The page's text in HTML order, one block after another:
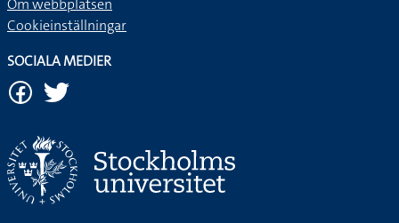
Om webbplatsen
Cookieinställningar
SOCIALA MEDIER